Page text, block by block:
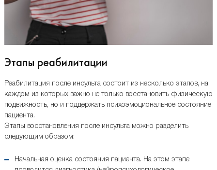
Этапы реабилитации
Реабилитация после инсульта состоит из несколько этапов, на
каждом из которых важно не только восстановить физическую
подвижность, но и поддержать психоэмоциональное состояние
пациента.
Этапы восстановления после инсульта можно разделить
следующим образом:
Начальная оценка состояния пациента. На этом этапе